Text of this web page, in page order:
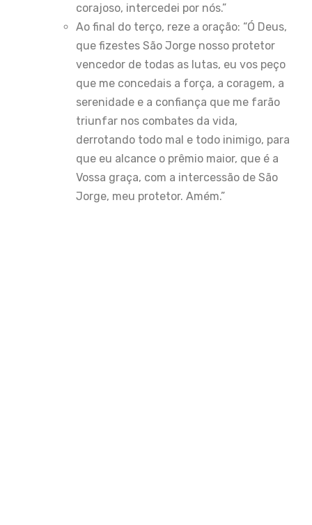
corajoso, intercedei por nós.”
Ao final do terço, reze a oração: “Ó Deus,
que fizestes São Jorge nosso protetor
vencedor de todas as lutas, eu vos peço
que me concedais a força, a coragem, a
serenidade e a confiança que me farão
triunfar nos combates da vida,
derrotando todo mal e todo inimigo, para
que eu alcance o prêmio maior, que é a
Vossa graça, com a intercessão de São
Jorge, meu protetor. Amém.”